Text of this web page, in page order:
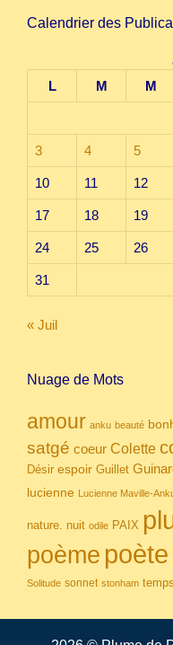
Calendrier des
L
M M
3 4 5
10 11 12
17 18 19
24 25 26
31
« Juil
Nuage de Mots
amour anku beauté
satgé coeur Colette
Désir espoir Guillet
lucienne Lucienne Maville-
nature. nuit odile PAIX
poème poète
Solitude sonnet stonham temps